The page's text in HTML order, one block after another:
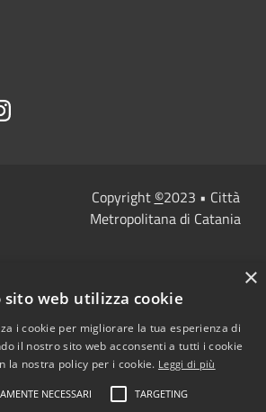
Instagram
Copyright ©2023 • Città
Metropolitana di Catania
×
sito web utilizza cookie
i cookie per migliorare la tua esperienza di
il nostro sito web acconsenti a tutti i cookie
la nostra policy per i cookie. Leggi di più
NECESSARI TARGETING